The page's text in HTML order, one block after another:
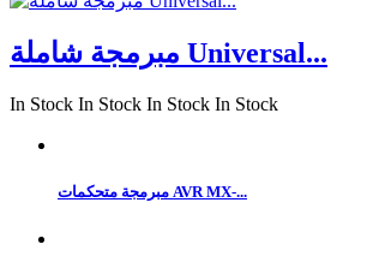
مبرمجة شاملة Universal...
In Stock In Stock In Stock In Stock
مبرمجة متحكمات AVR MX-...